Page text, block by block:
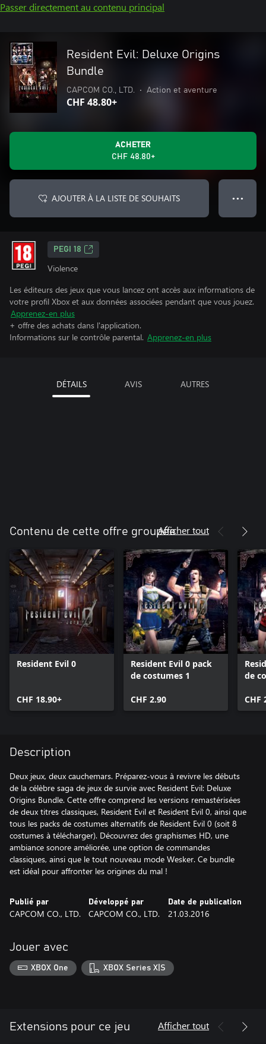
Passer directement au contenu principal
Resident Evil: Deluxe Origins
Bundle
CAPCOM CO., LTD. • Action et aventure
CHF 48.80+
ACHETER
CHF 48.80+
AJOUTER À LA LISTE DE SOUHAITS ● ● ●
PEGI 18
Violence
Les éditeurs des jeux que vous lancez ont accès aux informations de
votre profil Xbox et aux données associées pendant que vous jouez.
Apprenez-en plus
+ offre des achats dans l'application.
Informations sur le contrôle parental. Apprenez-en plus
DÉTAILS AVIS AUTRES
Contenu de cette offre groupéeAfficher tout
Resident Evil 0
CHF 18.90+
Resident Evil 0 pack
de costumes 1
CHF 2.90
de
CHF
Description
Deux jeux, deux cauchemars. Préparez-vous à revivre les débuts
de la célèbre saga de jeux de survie avec Resident Evil: Deluxe
Origins Bundle. Cette offre comprend les versions remastérisées
de deux titres classiques, Resident Evil et Resident Evil 0, ainsi que
tous les packs de costumes alternatifs de Resident Evil 0 (soit 8
costumes à télécharger). Découvrez des graphismes HD, une
ambiance sonore améliorée, une option de commandes
classiques, ainsi que le tout nouveau mode Wesker. Ce bundle
est idéal pour affronter les origines du mal !
Publié par
CAPCOM CO., LTD.
Développé par
CAPCOM CO., LTD.
Date de publication
21.03.2016
Jouer avec
XBOX One XBOX Series X|S
Extensions pour ce jeu Afficher tout